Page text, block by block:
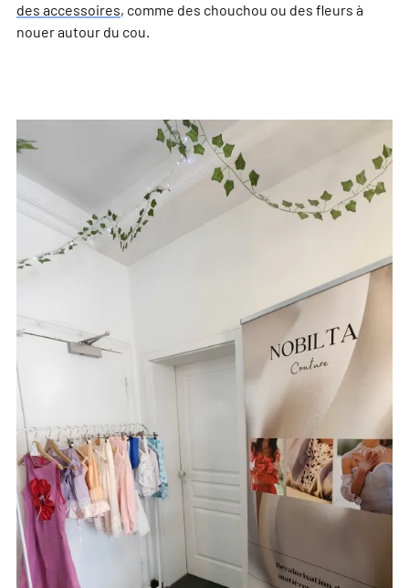
des accessoires, comme des chouchou ou des fleurs à
nouer autour du cou.